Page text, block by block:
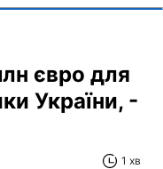
євро для
України, -
1 хв